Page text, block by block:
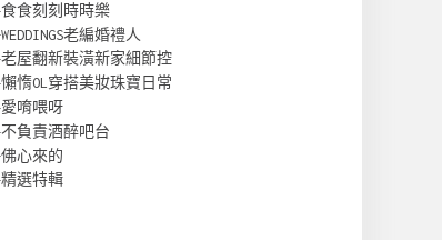
食食刻刻時時樂
WEDDINGS老編婚禮人
老屋翻新裝潢新家細節控
懶惰OL穿搭美妝珠寶日常
愛唷喂呀
不負責酒醉吧台
佛心來的
精選特輯